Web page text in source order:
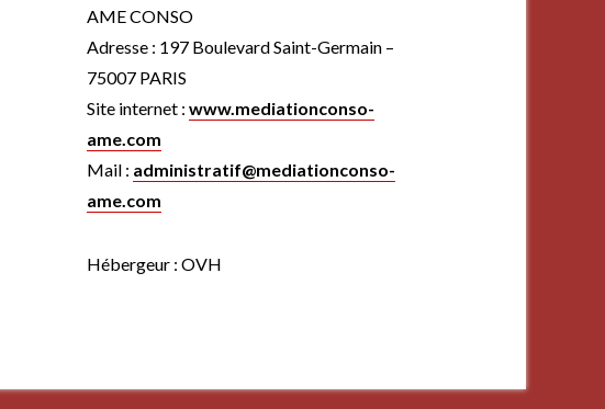
AME CONSO
Adresse : 197 Boulevard Saint-Germain –
75007 PARIS
Site internet : www.mediationconso-
ame.com
Mail : administratif@mediationconso-
ame.com
Hébergeur : OVH